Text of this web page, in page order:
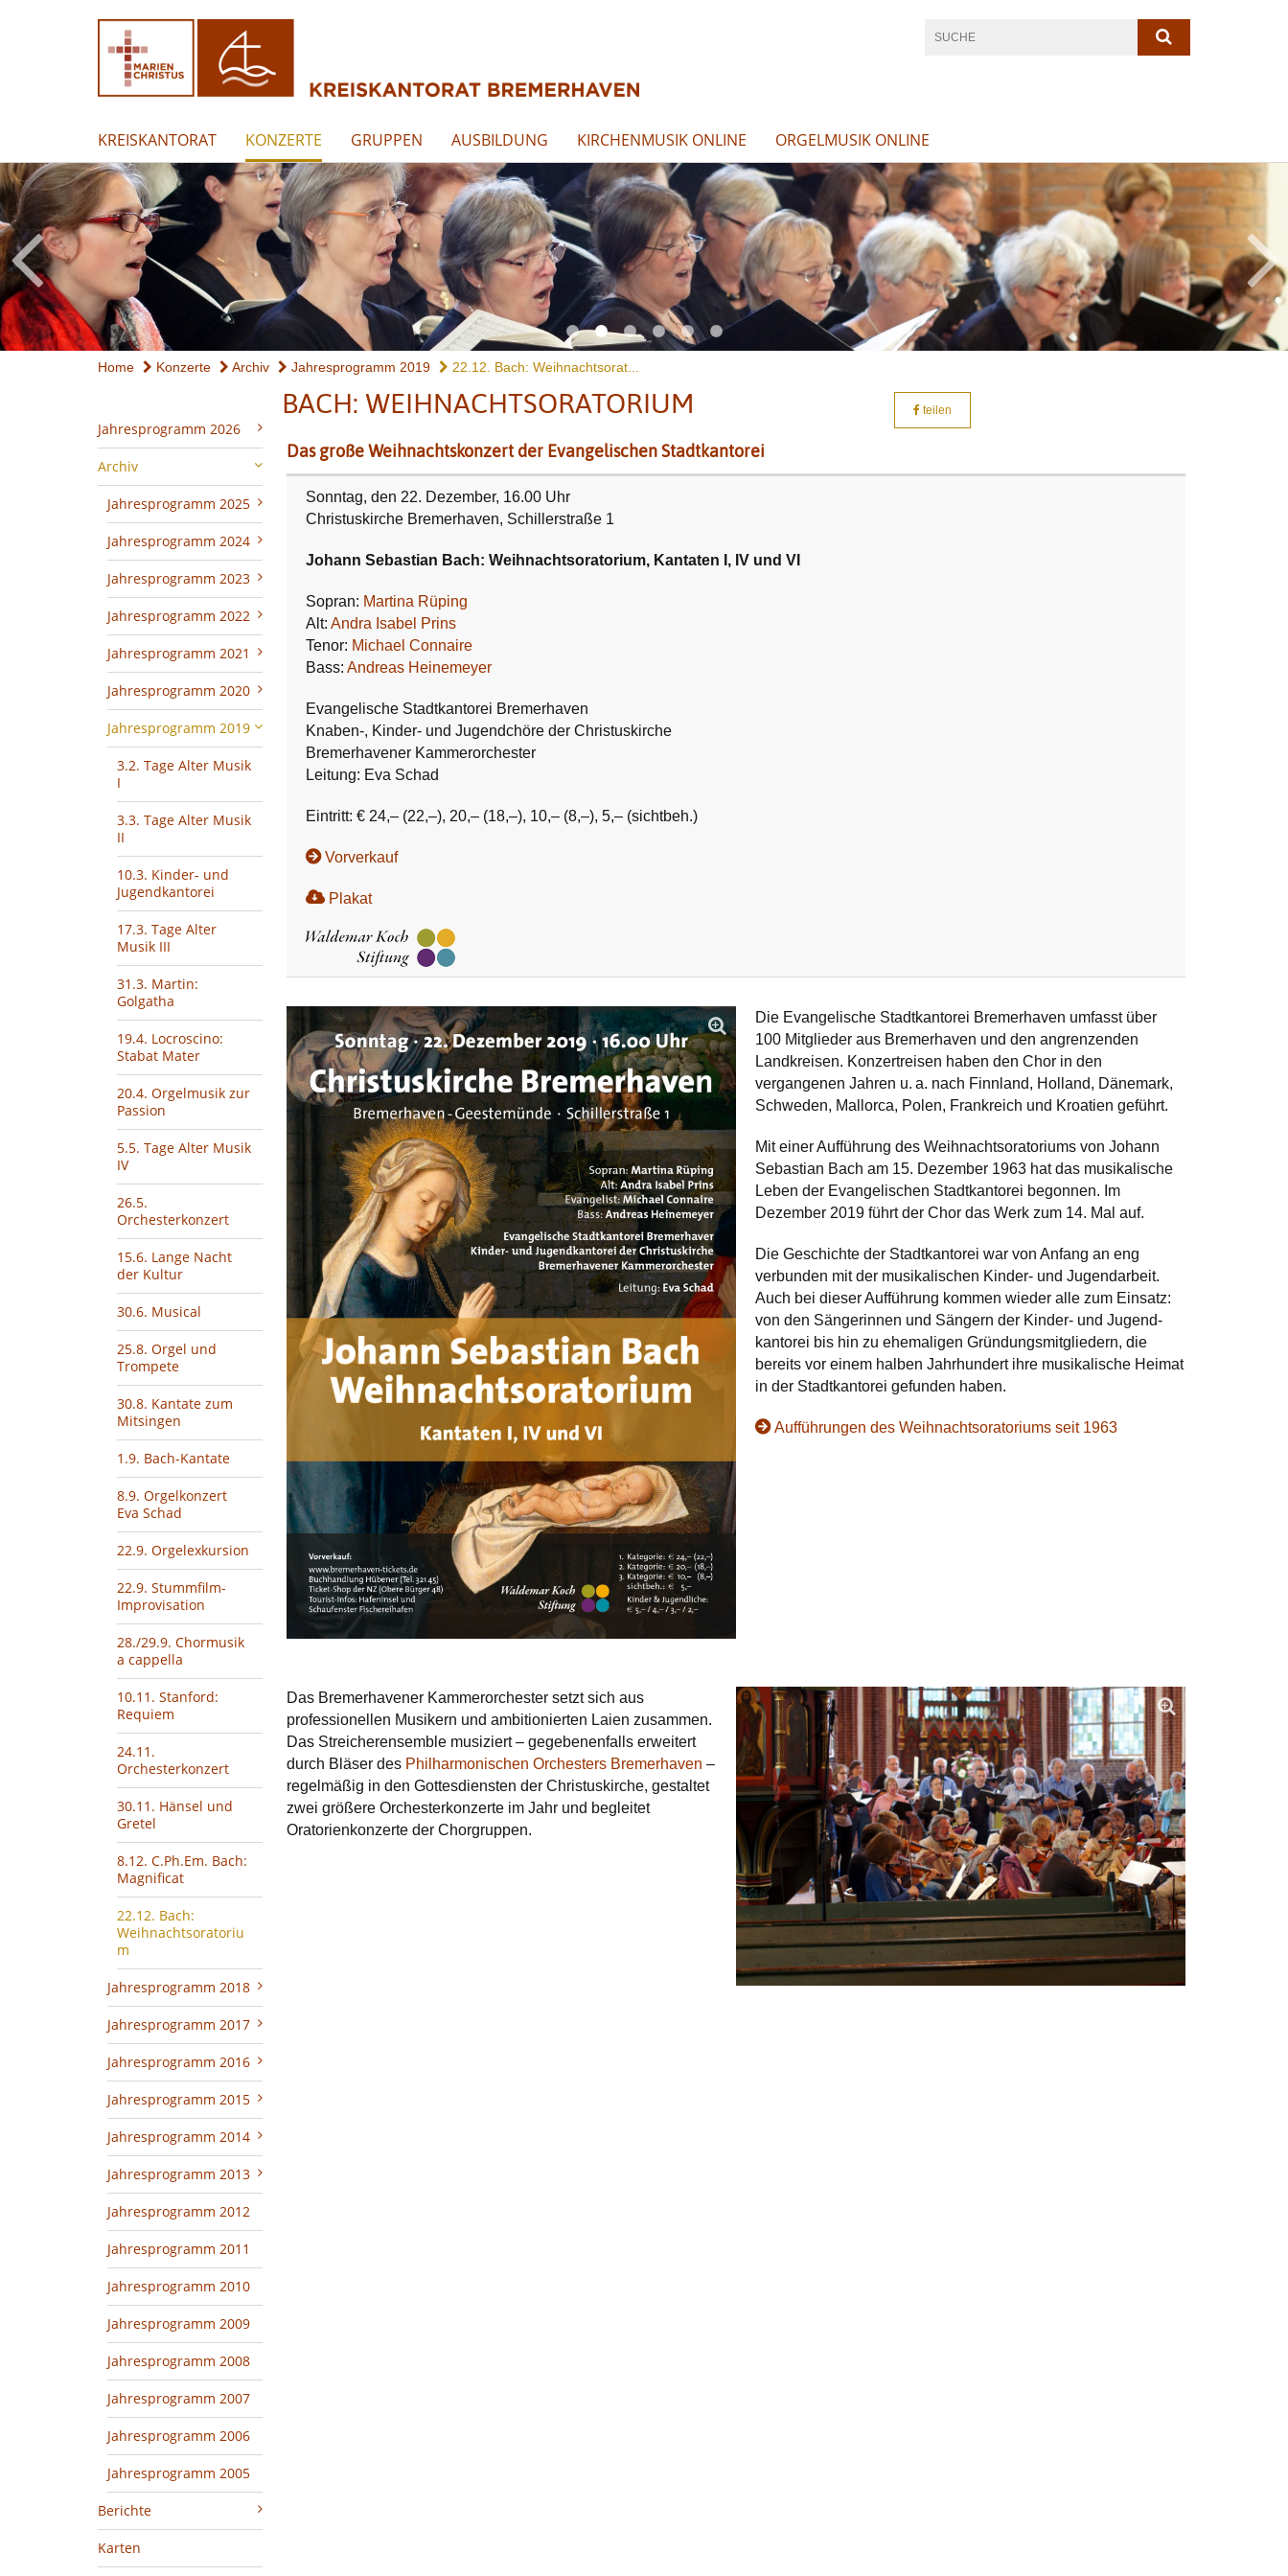
KREISKANTORAT KONZERTE GRUPPEN AUSBILDUNG KIRCHENMUSIK ONLINE ORGELMUSIK ONLINE
Home Konzerte Archiv Jahresprogramm 2019 22.12. Bach: Weihnachtsorat...
Jahresprogramm 2026
Archiv
Jahresprogramm 2025
Jahresprogramm 2024
Jahresprogramm 2023
Jahresprogramm 2022
Jahresprogramm 2021
Jahresprogramm 2020
Jahresprogramm 2019
3.2. Tage Alter Musik
I
3.3. Tage Alter Musik
II
10.3. Kinder- und
Jugendkantorei
17.3. Tage Alter
Musik III
31.3. Martin:
Golgatha
19.4. Locroscino:
Stabat Mater
20.4. Orgelmusik zur
Passion
5.5. Tage Alter Musik
IV
26.5.
Orchesterkonzert
15.6. Lange Nacht
der Kultur
30.6. Musical
25.8. Orgel und
Trompete
30.8. Kantate zum
Mitsingen
1.9. Bach-Kantate
8.9. Orgelkonzert
Eva Schad
22.9. Orgelexkursion
22.9. Stummfilm-
Improvisation
28./29.9. Chormusik
a cappella
10.11. Stanford:
Requiem
24.11.
Orchesterkonzert
30.11. Hänsel und
Gretel
8.12. C.Ph.Em. Bach:
Magnificat
22.12. Bach:
Weihnachtsoratoriu
m
Jahresprogramm 2018
Jahresprogramm 2017
Jahresprogramm 2016
Jahresprogramm 2015
Jahresprogramm 2014
Jahresprogramm 2013
Jahresprogramm 2012
Jahresprogramm 2011
Jahresprogramm 2010
Jahresprogramm 2009
Jahresprogramm 2008
Jahresprogramm 2007
Jahresprogramm 2006
Jahresprogramm 2005
Berichte
Karten
BACH: WEIHNACHTSORATORIUM teilen
Das große Weihnachtskonzert der Evangelischen Stadtkantorei
Sonntag, den 22. Dezember, 16.00 Uhr
Christuskirche Bremerhaven, Schillerstraße 1
Johann Sebastian Bach: Weihnachtsoratorium, Kantaten I, IV und VI
Sopran: Martina Rüping
Alt: Andra Isabel Prins
Tenor: Michael Connaire
Bass: Andreas Heinemeyer
Evangelische Stadtkantorei Bremerhaven
Knaben-, Kinder- und Jugendchöre der Christuskirche
Bremerhavener Kammerorchester
Leitung: Eva Schad
Eintritt: € 24,– (22,–), 20,– (18,–), 10,– (8,–), 5,– (sichtbeh.)
Vorverkauf
Plakat
Die Evangelische Stadtkantorei Bremerhaven umfasst über
100 Mitglieder aus Bremerhaven und den angrenzenden
Landkreisen. Konzertreisen haben den Chor in den
vergangenen Jahren u. a. nach Finnland, Holland, Dänemark,
Schweden, Mallorca, Polen, Frankreich und Kroatien geführt.
Mit einer Aufführung des Weihnachtso­ratoriums von Johann
Sebastian Bach am 15. Dezember 1963 hat das musikalische
Leben der Evangelischen Stadt­kantorei begonnen. Im
Dezember 2019 führt der Chor das Werk zum 14. Mal auf.
Die Geschichte der Stadt­kantorei war von Anfang an eng
verbunden mit der musikalischen Kinder- und Jugend­arbeit.
Auch bei dieser Aufführung kommen wieder alle zum Einsatz:
von den Sängerinnen und Sängern der Kinder­- und Jugend­
kantorei bis hin zu ehemaligen Gründungs­mitgliedern, die
bereits vor einem halben Jahr­hundert ihre musikalische Heimat
in der Stadt­kantorei gefunden haben.
Aufführungen des Weihnachtsoratoriums seit 1963
Das Bremerhavener Kammerorchester setzt sich aus
professionellen Musikern und ambitionierten Laien zusammen.
Das Streicherensemble musiziert – gegebenenfalls erweitert
durch Bläser des Philharmonischen Orchesters Bremerhaven –
regelmäßig in den Gottesdiensten der Christuskirche, gestaltet
zwei größere Orchesterkonzerte im Jahr und begleitet
Oratorienkonzerte der Chorgruppen.